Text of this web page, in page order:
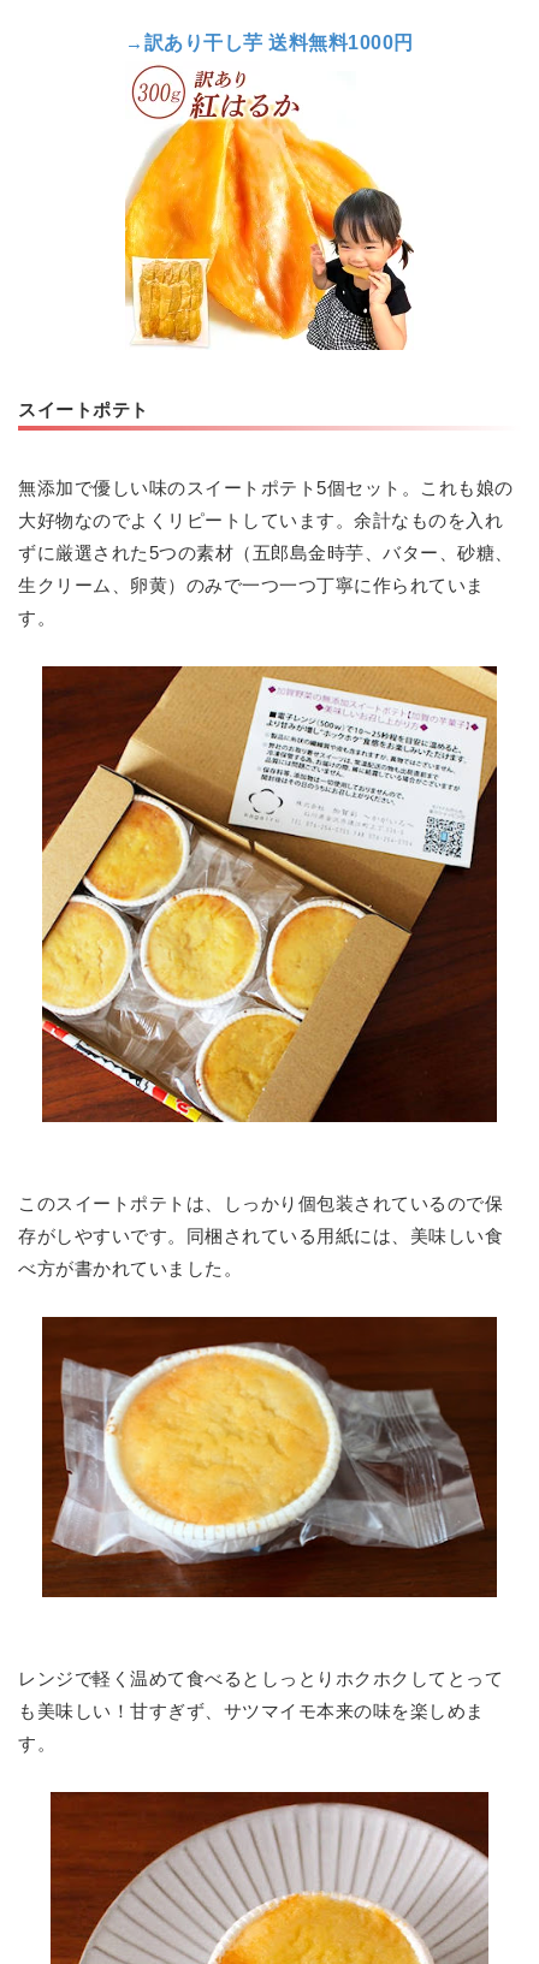
→ 訳あり干し芋 送料無料1000円
スイートポテト
無添加で優しい味のスイートポテト5個セット。これも娘の
大好物なのでよくリピートしています。余計なものを入れ
ずに厳選された5つの素材（五郎島金時芋、バター、砂糖、
生クリーム、卵黄）のみで一つ一つ丁寧に作られていま
す。
このスイートポテトは、しっかり個包装されているので保
存がしやすいです。同梱されている用紙には、美味しい食
べ方が書かれていました。
レンジで軽く温めて食べるとしっとりホクホクしてとって
も美味しい！甘すぎず、サツマイモ本来の味を楽しめま
す。